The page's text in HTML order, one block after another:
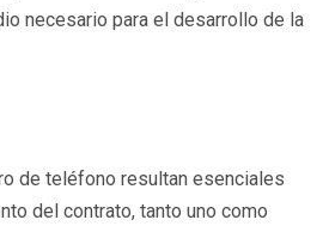
necesario para el desarrollo de la
de teléfono resultan esenciales
del contrato, tanto uno como